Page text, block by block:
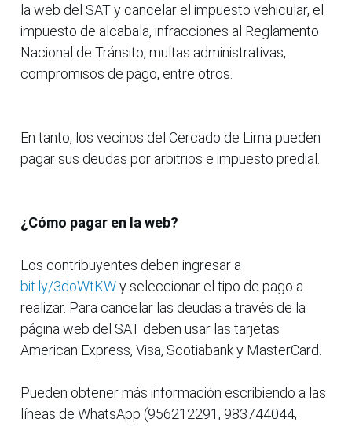
la web del SAT y cancelar el impuesto vehicular, el
impuesto de alcabala, infracciones al Reglamento
Nacional de Tránsito, multas administrativas,
compromisos de pago, entre otros.
En tanto, los vecinos del Cercado de Lima pueden
pagar sus deudas por arbitrios e impuesto predial.
¿Cómo pagar en la web?
Los contribuyentes deben ingresar a
bit.ly/3doWtKWy seleccionar el tipo de pago a
realizar. Para cancelar las deudas a través de la
página web del SAT deben usar las tarjetas
American Express, Visa, Scotiabank y MasterCard.
Pueden obtener más información escribiendo a las
líneas de WhatsApp (956212291, 983744044,